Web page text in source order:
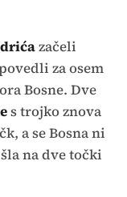
začeli
za osem
Bosne. Dve
s trojko znova
a se Bosna ni
na dve točki